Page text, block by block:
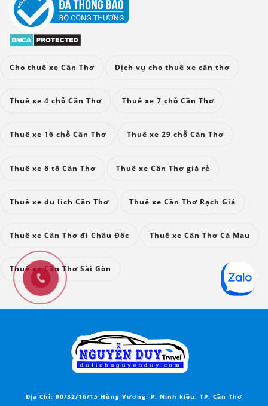
Cho thuê xe Cần Thơ Dịch vụ cho thuê xe cần thơ
Thuê xe 4 chỗ Cần Thơ Thuê xe 7 chỗ Cần Thơ
Thuê xe 16 chỗ Cần Thơ Thuê xe 29 chỗ Cần Thơ
Thuê xe ô tô Cần Thơ Thuê xe Cần Thơ giá rẻ
Thuê xe du lich Cần Thơ Thuê xe Cần Thơ Rạch Giá
Thuê xe Cần Thơ đi Châu Đốc Thuê xe Cần Thơ Cà Mau
Thuê xe Cần Thơ Sài Gòn
Địa Chỉ: 90/32/16/15 Hùng Vương. P. Ninh kiều. TP. Cần Thơ